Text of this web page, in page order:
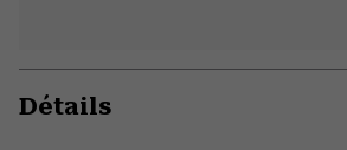
Détails